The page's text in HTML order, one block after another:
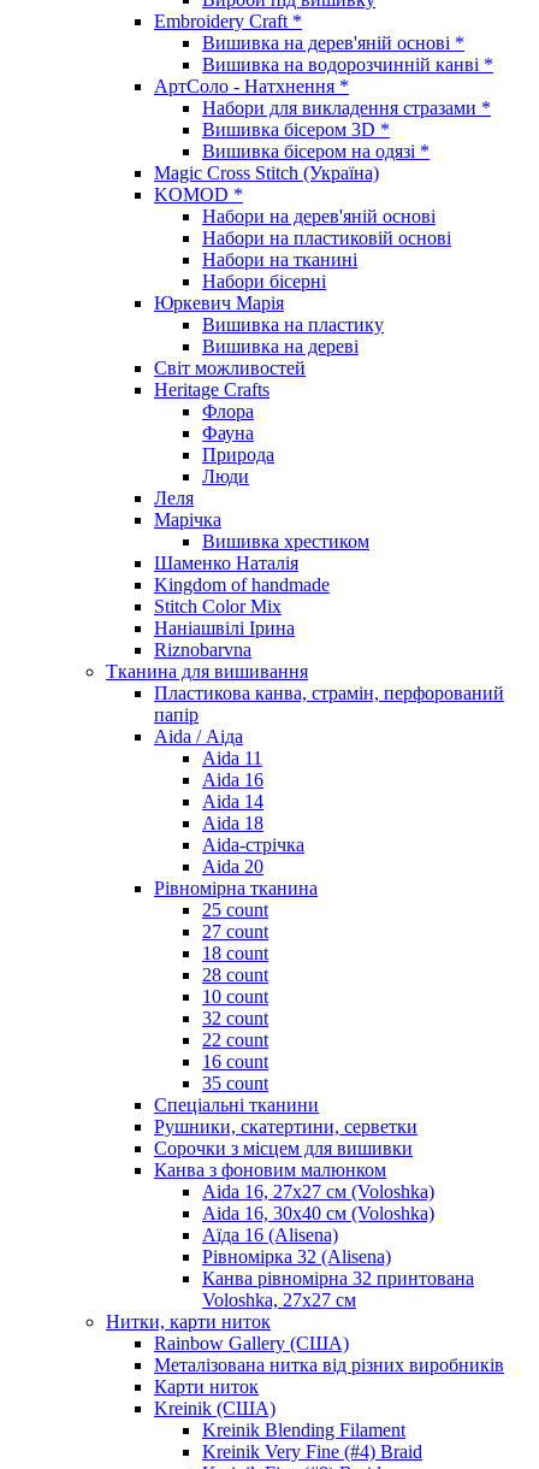
Embroidery Craft *
Вишивка на дерев'яній основі *
Вишивка на водорозчинній канві *
АртСоло - Натхнення *
Набори для викладення стразами *
Вишивка бісером 3D *
Вишивка бісером на одязі *
Magic Cross Stitch (Україна)
KOMOD *
Набори на дерев'яній основі
Набори на пластиковій основі
Набори на тканині
Набори бісерні
Юркевич Марія
Вишивка на пластику
Вишивка на дереві
Світ можливостей
Heritage Crafts
Флора
Фауна
Природа
Люди
Леля
Марічка
Вишивка хрестиком
Шаменко Наталія
Kingdom of handmade
Stitch Color Mix
Наніашвілі Ірина
Riznobarvna
Тканина для вишивання
Пластикова канва, страмін, перфорований
папір
Aida / Аіда
Aida 11
Aida 16
Aida 14
Aida 18
Aida-стрічка
Aida 20
Рівномірна тканина
25 count
27 count
18 count
28 count
10 count
32 count
22 count
16 count
35 count
Спеціальні тканини
Рушники, скатертини, серветки
Сорочки з місцем для вишивки
Канва з фоновим малюнком
Aida 16, 27х27 см (Voloshka)
Aida 16, 30х40 см (Voloshka)
Аїда 16 (Alisena)
Рівномірка 32 (Alisena)
Канва рівномірна 32 принтована
Voloshka, 27х27 см
Нитки, карти ниток
Rainbow Gallery (США)
Металізована нитка від різних виробників
Карти ниток
Kreinik (США)
Kreinik Blending Filament
Kreinik Very Fine (#4) Braid